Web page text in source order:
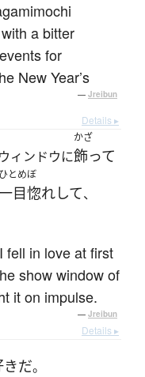
a bitter
for
New Year’s
— Jreibun
Details ▸
ィンドウに
かざ
飾って
ひとめぼ
目惚れして、
fell in love at first
show window of
it on impulse.
— Jreibun
Details ▸
だ。